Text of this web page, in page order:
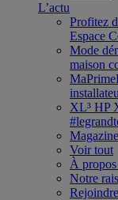
L’actu
Profitez
Espace
Mode
maison
XL³ HP
Voir tout
À
Notre